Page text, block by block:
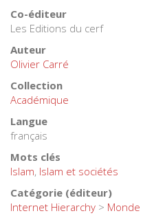
Co-éditeur
Les Editions du cerf
Auteur
Olivier Carré
Collection
Académique
Langue
français
Mots clés
Islam, Islam et sociétés
Catégorie (éditeur)
Internet Hierarchy >